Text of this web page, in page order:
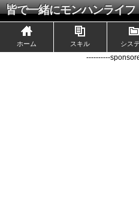
皆で一緒にモンハンライ
ホーム スキル シス
----------